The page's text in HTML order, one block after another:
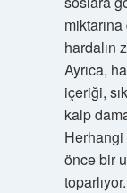
hardalın
Ayrıca,
içeriği,
kalp
önce bir
toparlıyor.